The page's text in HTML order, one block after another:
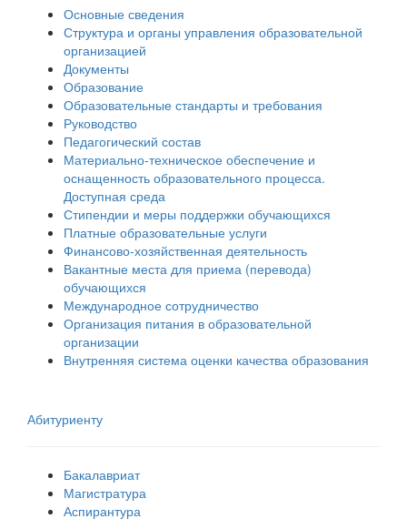
Основные сведения
Структура и органы управления образовательной
организацией
Документы
Образование
Образовательные стандарты и требования
Руководство
Педагогический состав
Материально-техническое обеспечение и
оснащенность образовательного процесса.
Доступная среда
Стипендии и меры поддержки обучающихся
Платные образовательные услуги
Финансово-хозяйственная деятельность
Вакантные места для приема (перевода)
обучающихся
Международное сотрудничество
Организация питания в образовательной
организации
Внутренняя система оценки качества образования
Абитуриенту
Бакалавриат
Магистратура
Аспирантура